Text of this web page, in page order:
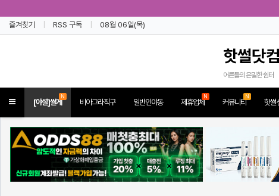
즐겨찾기
RSS 구독 08월 06일(목)
핫썰닷컴
어른들의 은밀한 쉼터
Toggle[야설]썰게
N
비아그라직구 일반인야동 제휴업체
N
커뮤니티
N
핫썰